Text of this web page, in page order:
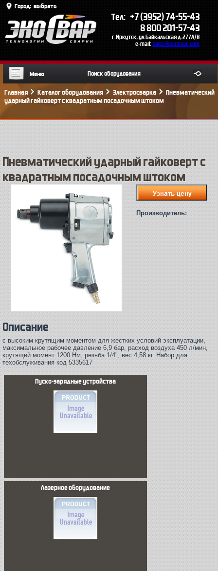
Город: выбрать
Тел: +7 (3952) 74-55-43
8 800 201-57-43
г.Иркутск, ул.Байкальская д.277А/8
e-mail:sales@ecosvar.com
Меню
Главная Каталог оборудования Электросварка
Пневматический
ударный гайковерт с квадратным посадочным штоком
Пневматический ударный гайковерт с
квадратным посадочным штоком
Производитель:
Описание
с высоким крутящим моментом для жестких условий эксплуатации,
максимальное рабочее давление 6,9 бар, расход воздуха 450 л/мин,
крутящий момент 1200 Нм, резьба 1/4", вес 4,58 кг. Набор для
техобслуживания код 5335617
Пуско-зарядные устройства
Лазерное оборудование